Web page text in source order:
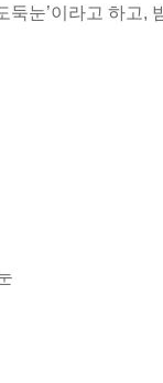
눈’이라고 하고,